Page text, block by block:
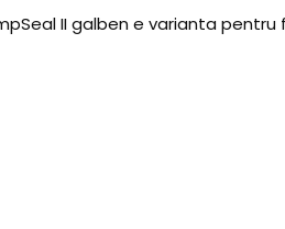
II galben e varianta pentru